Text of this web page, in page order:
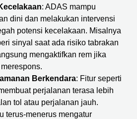
: ADAS mampu
dini dan melakukan intervensi
potensi kecelakaan. Misalnya
sinyal saat ada risiko tabrakan
mengaktifkan rem jika
Berkendara: Fitur seperti
perjalanan terasa lebih
tol atau perjalanan jauh.
terus-menerus mengatur